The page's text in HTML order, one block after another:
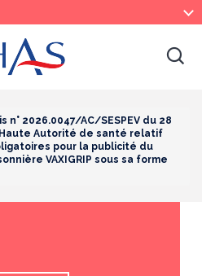
n° 2026.0047/AC/SESPEV du 28
Autorité de santé relatif
pour la publicité du
VAXIGRIP sous sa forme